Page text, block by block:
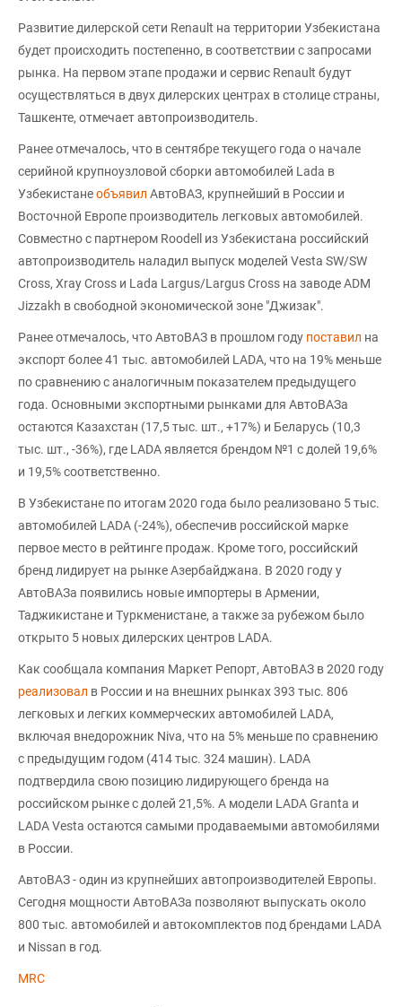
Развитие дилерской сети Renault на территории Узбекистана
будет происходить постепенно, в соответствии с запросами
рынка. На первом этапе продажи и сервис Renault будут
осуществляться в двух дилерских центрах в столице страны,
Ташкенте, отмечает автопроизводитель.
Ранее отмечалось, что в сентябре текущего года о начале
серийной крупноузловой сборки автомобилей Lada в
Узбекистанеобъявил АвтоВАЗ, крупнейший в России и
Восточной Европе производитель легковых автомобилей.
Совместно с партнером Roodell из Узбекистана российский
автопроизводитель наладил выпуск моделей Vesta SW/SW
Cross, Xray Cross и Lada Largus/Largus Cross на заводе ADM
Jizzakh в свободной экономической зоне "Джизак".
Ранее отмечалось, что АвтоВАЗ в прошлом году поставил на
экспорт более 41 тыс. автомобилей LADA, что на 19% меньше
по сравнению с аналогичным показателем предыдущего
года. Основными экспортными рынками для АвтоВАЗа
остаются Казахстан (17,5 тыс. шт., +17%) и Беларусь (10,3
тыс. шт., -36%), где LADA является брендом №1 с долей 19,6%
и 19,5% соответственно.
В Узбекистане по итогам 2020 года было реализовано 5 тыс.
автомобилей LADA (-24%), обеспечив российской марке
первое место в рейтинге продаж. Кроме того, российский
бренд лидирует на рынке Азербайджана. В 2020 году у
АвтоВАЗа появились новые импортеры в Армении,
Таджикистане и Туркменистане, а также за рубежом было
открыто 5 новых дилерских центров LADA.
Как сообщала компания Маркет Репорт, АвтоВАЗ в 2020 году
реализовал в России и на внешних рынках 393 тыс. 806
легковых и легких коммерческих автомобилей LADA,
включая внедорожник Niva, что на 5% меньше по сравнению
с предыдущим годом (414 тыс. 324 машин). LADA
подтвердила свою позицию лидирующего бренда на
российском рынке с долей 21,5%. А модели LADA Granta и
LADA Vesta остаются самыми продаваемыми автомобилями
в России.
АвтоВАЗ - один из крупнейших автопроизводителей Европы.
Сегодня мощности АвтоВАЗа позволяют выпускать около
800 тыс. автомобилей и автокомплектов под брендами LADA
и Nissan в год.
MRC